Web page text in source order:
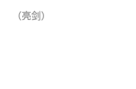
（亮剑）